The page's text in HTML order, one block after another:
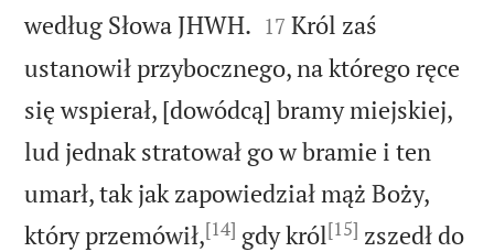
według Słowa JHWH. 

17 Król zaś
ustanowił przybocznego, na którego ręce
się wspierał, [dowódcą] bramy miejskiej,
lud jednak stratował go w bramie i ten
umarł, tak jak zapowiedział mąż Boży,
który przemówił,[14] gdy król[15] zszedł do